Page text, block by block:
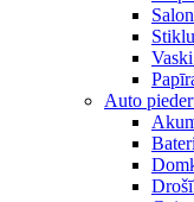
Auto